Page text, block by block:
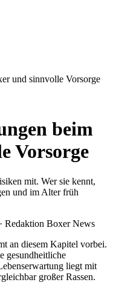
und sinnvolle Vorsorge
beim
Vorsorge
mit. Wer sie kennt,
und im Alter früh
Redaktion Boxer News
an diesem Kapitel vorbei.
gesundheitliche
liegt mit
großer Rassen.